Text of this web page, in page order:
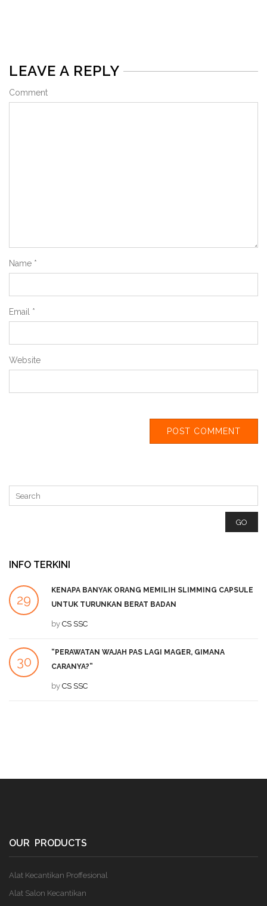
LEAVE A REPLY
Comment
Name *
Email *
Website
INFO TERKINI
29
KENAPA BANYAK ORANG MEMILIH SLIMMING CAPSULE
UNTUK TURUNKAN BERAT BADAN
by CS SSC
30
“PERAWATAN WAJAH PAS LAGI MAGER, GIMANA
CARANYA?”
by CS SSC
OUR PRODUCTS
Alat Kecantikan Proffesional
Alat Salon Kecantikan